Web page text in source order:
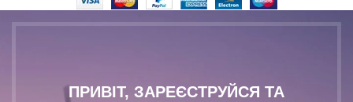
ПРИВІТ, ЗАРЕЄСТРУЙСЯ ТА